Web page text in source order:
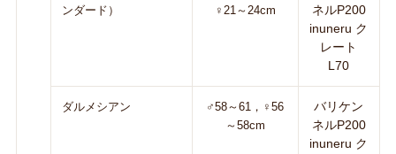
ンダード）
♀21～24cm
ネルP200
inuneru ク
レート
L70
ダルメシアン
♂58～61，♀56
～58cm
バリケン
ネルP200
inuneru ク